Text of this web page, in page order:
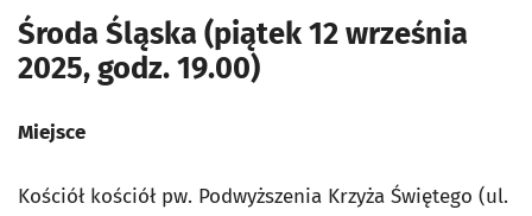
Środa Śląska (piątek 12 września
2025, godz. 19.00)
Miejsce
Kościół kościół pw. Podwyższenia Krzyża Świętego (ul.